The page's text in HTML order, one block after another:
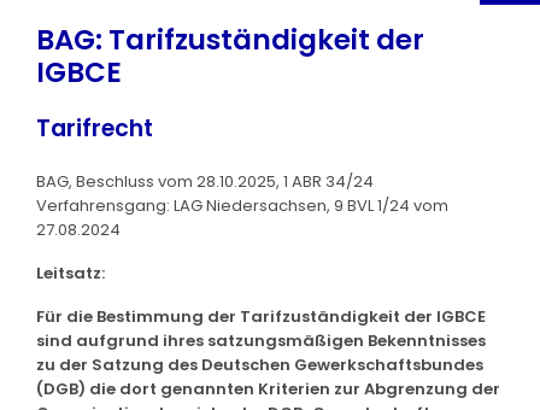
BAG: Tarifzuständigkeit der
IGBCE
Tarifrecht
BAG, Beschluss vom 28.10.2025, 1 ABR 34/24
Verfahrensgang: LAG Niedersachsen, 9 BVL 1/24 vom
27.08.2024
Leitsatz:
Für die Bestimmung der Tarifzuständigkeit der IGBCE
sind aufgrund ihres satzungsmäßigen Bekenntnisses
zu der Satzung des Deutschen Gewerkschaftsbundes
(DGB) die dort genannten Kriterien zur Abgrenzung der